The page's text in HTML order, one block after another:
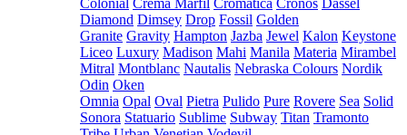
Colonial Crema Marfil Cromatica Cronos Dassel
Diamond Dimsey Drop Fossil Golden
Granite Gravity Hampton Jazba Jewel Kalon Keystone
Liceo Luxury Madison Mahi Manila Materia Mirambel
Mitral Montblanc Nautalis Nebraska Colours Nordik
Odin Oken
Omnia Opal Oval Pietra Pulido Pure Rovere Sea Solid
Sonora Statuario Sublime Subway Titan Tramonto